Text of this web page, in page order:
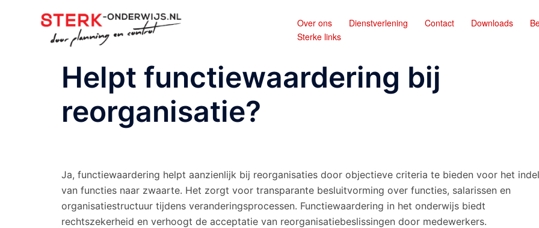
Over ons Dienstverlening Contact Downloads
Sterke links
Helpt functiewaardering bij
reorganisatie?
Ja, functiewaardering helpt aanzienlijk bij reorganisaties door objectieve criteria te bieden voor het
van functies naar zwaarte. Het zorgt voor transparante besluitvorming over functies, salarissen en
organisatiestructuur tijdens veranderingsprocessen. Functiewaardering in het onderwijs biedt
rechtszekerheid en verhoogt de acceptatie van reorganisatiebeslissingen door medewerkers.